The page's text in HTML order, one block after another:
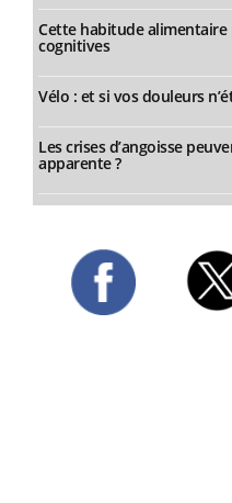
Cette habitude
cognitives
Vélo : et si vos douleurs
Les crises d’angoisse
apparente ?